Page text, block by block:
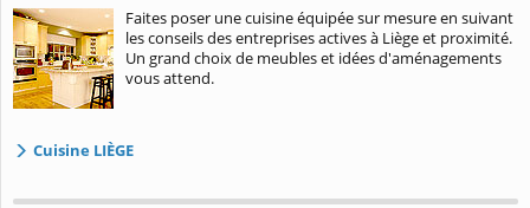
Faites poser une cuisine équipée sur mesure en suivant
les conseils des entreprises actives à Liège et proximité.
Un grand choix de meubles et idées d'aménagements
vous attend.
Cuisine LIÈGE